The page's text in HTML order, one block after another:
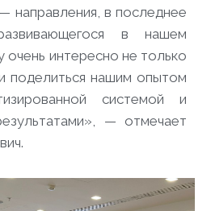
направления, в последнее
в нашем
очень интересно не только
поделиться нашим опытом
системой и
— отмечает